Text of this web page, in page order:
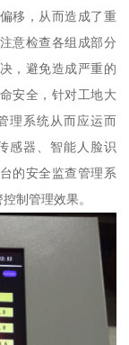
移，从而造成了重
意检查各组成部分
，避免造成严重的
安全，针对工地大
理系统从而应运而
感器、智能人脸识
的安全监查管理系
制管理效果。